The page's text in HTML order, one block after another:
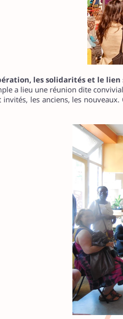
les solidarités et le lien
a lieu une réunion dite
invités, les anciens, les